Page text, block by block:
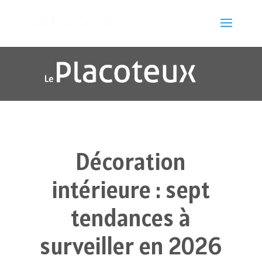
Décoration
intérieure : sept
tendances à
surveiller en 2026